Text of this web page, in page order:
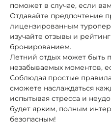
поможет в случае, если
Отдавайте предпочтение
лицензированным
изучайте отзывы и
бронированием.
Летний отдых может быть
незабываемых моментов,
Соблюдая простые
сможете наслаждаться
испытывая стресса и
будет ярким, полным
безопасным!